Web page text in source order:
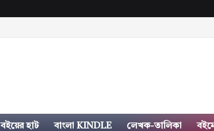
বইয়ের হাট বাংলা KINDLE লেখক-তালিকা